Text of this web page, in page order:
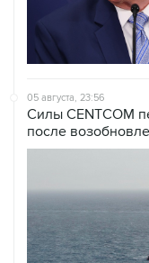
05 августа, 23:56
Силы CENTCOM
после